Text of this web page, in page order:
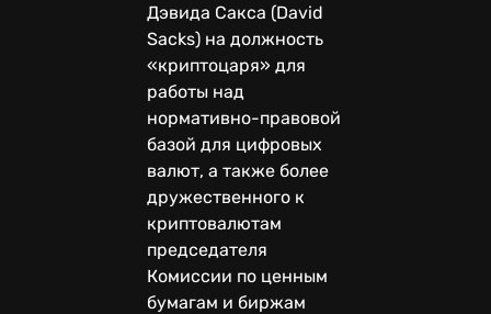
Дэвида Сакса (David
Sacks) на должность
«криптоцаря» для
работы над
нормативно-правовой
базой для цифровых
валют, а также более
дружественного к
криптовалютам
председателя
Комиссии по ценным
бумагам и биржам